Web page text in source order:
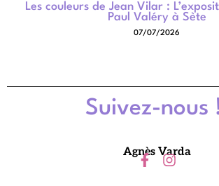
Les couleurs de Jean Vilar :
Paul Valéry à Sète
07/07/2026
Suivez-nous
Agnès Varda